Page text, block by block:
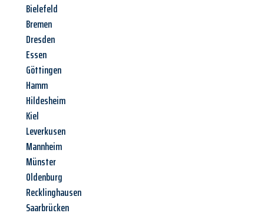
Bielefeld
Bremen
Dresden
Essen
Göttingen
Hamm
Hildesheim
Kiel
Leverkusen
Mannheim
Münster
Oldenburg
Recklinghausen
Saarbrücken